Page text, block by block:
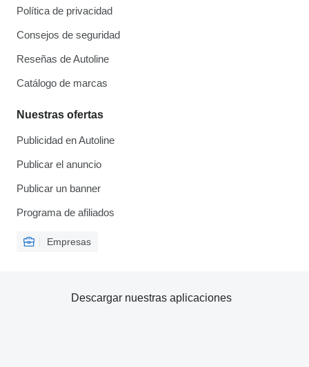
Política de privacidad
Consejos de seguridad
Reseñas de Autoline
Catálogo de marcas
Nuestras ofertas
Publicidad en Autoline
Publicar el anuncio
Publicar un banner
Programa de afiliados
Empresas
Descargar nuestras aplicaciones